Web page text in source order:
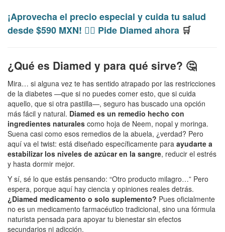
¡Aprovecha el precio especial y cuida tu salud
desde $590 MXN! 👉🏻 Pide Diamed ahora 🛒
¿Qué es Diamed y para qué sirve? 🤔
Mira… si alguna vez te has sentido atrapado por las restricciones
de la diabetes —que si no puedes comer esto, que si cuida
aquello, que si otra pastilla—, seguro has buscado una opción
más fácil y natural. Diamed es un remedio hecho con
ingredientes naturales como hoja de Neem, nopal y moringa.
Suena casi como esos remedios de la abuela, ¿verdad? Pero
aquí va el twist: está diseñado específicamente para ayudarte a
estabilizar los niveles de azúcar en la sangre, reducir el estrés
y hasta dormir mejor.
Y sí, sé lo que estás pensando: “Otro producto milagro…” Pero
espera, porque aquí hay ciencia y opiniones reales detrás.
¿Diamed medicamento o solo suplemento? Pues oficialmente
no es un medicamento farmacéutico tradicional, sino una fórmula
naturista pensada para apoyar tu bienestar sin efectos
secundarios ni adicción.